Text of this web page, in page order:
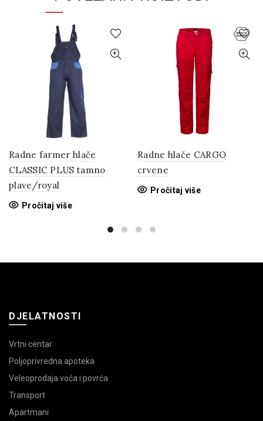
Radne farmer hlače
CLASSIC PLUS tamno
plave/royal
Pročitaj više
Radne hlače CARGO
crvene
Pročitaj više
DJELATNOSTI
Vrtni centar
Poljoprivredna apoteka
Veleoprodaja voća i povrća
Transport
Apartmani